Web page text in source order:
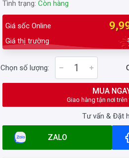
Tình trạng: Còn hàng
Giá sốc Online
Giá thị trường
Chọn số lượng:
MUA
Giao hàng tận nơi
Tư vấn & Đặt
ZALO